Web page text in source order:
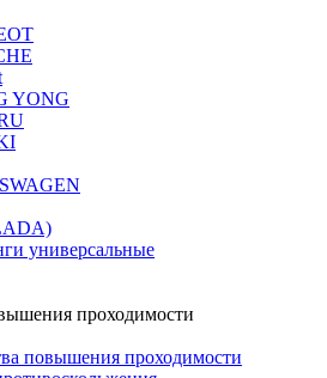
YONG
универсальные
проходимости
повышения проходимости